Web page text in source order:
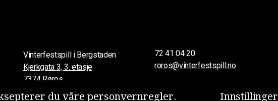
Vinterfestspill i Bergstaden
Kjerkgata 3, 3. etasje
7374 Røros
72 41 04 20
roros@vinterfestspill.no
du våre person­vern­regler. Innstillinger